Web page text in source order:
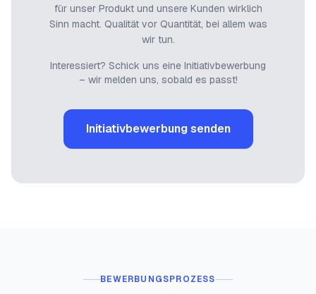
für unser Produkt und unsere Kunden wirklich
Sinn macht. Qualität vor Quantität, bei allem was
wir tun.
Interessiert? Schick uns eine Initiativbewerbung
– wir melden uns, sobald es passt!
Initiativbewerbung senden
BEWERBUNGSPROZESS